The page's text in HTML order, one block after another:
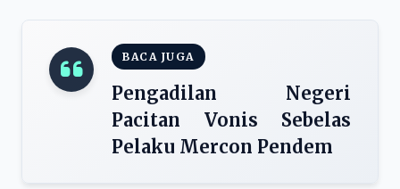
BACA JUGA
Pengadilan Negeri
Pacitan Vonis Sebelas
Pelaku Mercon Pendem